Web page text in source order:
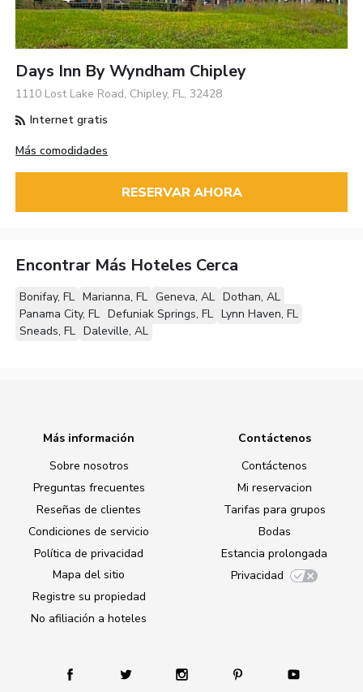
Days Inn By Wyndham Chipley
1110 Lost Lake Road, Chipley, FL, 32428
Internet gratis
Más comodidades
RESERVAR AHORA
Encontrar Más Hoteles Cerca
Bonifay, FL Marianna, FL Geneva, AL Dothan, AL
Panama City, FL Defuniak Springs, FL Lynn Haven, FL
Sneads, FL Daleville, AL
Más información
Sobre nosotros
Preguntas frecuentes
Reseñas de clientes
Condiciones de servicio
Política de privacidad
Mapa del sitio
Registre su propiedad
No afiliación a hoteles
Contáctenos
Contáctenos
Mi reservacion
Tarifas para grupos
Bodas
Estancia prolongada
Privacidad